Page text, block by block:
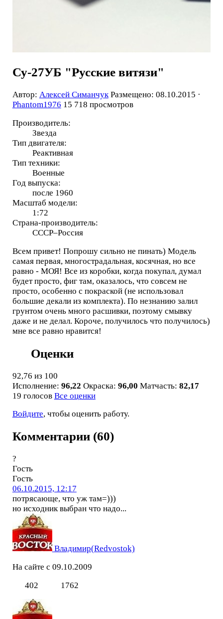
Су-27УБ "Русские витязи"
Автор: Алексей Симанчук Размещено: 08.10.2015 ·
Phantom1976 15 718 просмотров
Производитель:
Звезда
Тип двигателя:
Реактивная
Тип техники:
Военные
Год выпуска:
после 1960
Масштаб модели:
1:72
Страна-производитель:
СССР–Россия
Всем привет! Попрошу сильно не пинать) Модель
самая первая, многострадальная, косячная, но все
равно - МОЯ! Все из коробки, когда покупал, думал
будет просто, фиг там, оказалось, что совсем не
просто, особенно с покраской (не использовал
большие декали из комплекта). По незнанию залил
грунтом очень много расшивки, поэтому смывку
даже и не делал. Короче, получилось что получилось)
мне все равно нравится!
Оценки
92,76 из 100
Исполнение: 96,22 Окраска: 96,00 Матчасть: 82,17
19 голосов Все оценки
Войдите, чтобы оценить работу.
Комментарии (60)
?
Гость
Гость
06.10.2015, 12:17
потрясающе, что уж там=)))
но исходник выбран что надо...
Владимир(Redvostok)
На сайте с 09.10.2009
402
1762